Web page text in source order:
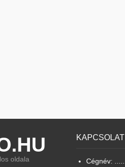
oldala
KAPCSOLAT
Cégnév: .......